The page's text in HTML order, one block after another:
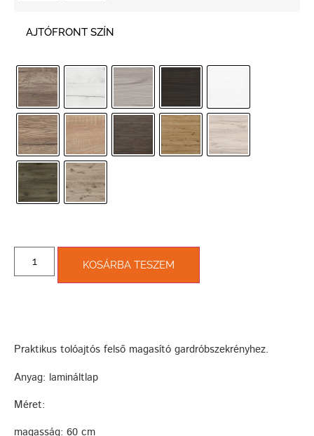
AJTÓFRONT SZÍN
KOSÁRBA TESZEM
Praktikus tolóajtós felső magasító gardróbszekrényhez.
Anyag: lamináltlap
Méret:
magasság: 60 cm